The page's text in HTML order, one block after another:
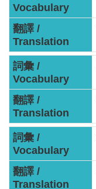
站
政
府
網
站
資
料
開
放
宣
告